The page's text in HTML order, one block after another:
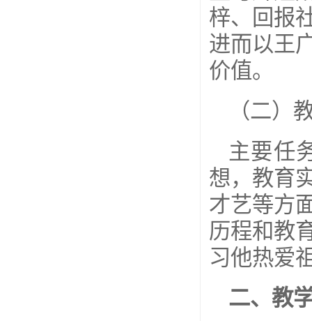
梓、回报
进而以王
价值。
（二）
主要任
想，教育
才艺等方
历程和教
习他热爱
二、教